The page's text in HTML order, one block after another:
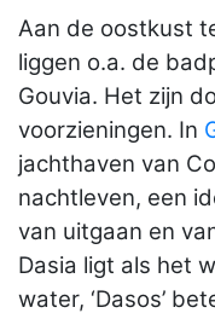
Aan de oostkust
liggen o.a. de
Gouvia. Het zijn
voorzieningen. In
jachthaven van
nachtleven, een
van uitgaan en
Dasia ligt als het
water, ‘Dasos’